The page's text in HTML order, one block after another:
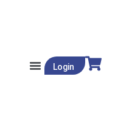
Login